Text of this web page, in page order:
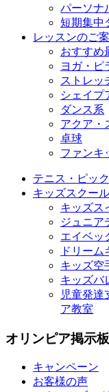
パーソナ
短期集中
レッスンのご
おすすめ
ヨガ・ピ
ストレッ
シェイプ
ダンス系
アクア・
卓球
ファンキ
テニス・ピッ
キッズスクール
キッズス
ジュニア
エイベッ
ドリーム
キッズ空
キッズバ
児童発達
ア教室
オリンピア掲示板
キャンペーン
お客様の声